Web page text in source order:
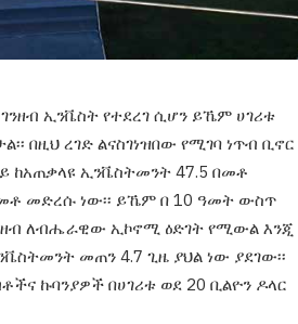
ኢንቬስት የተደረገ ሲሆን ይኼም ሀገሪቱ
በዚህ ረገድ ልናስገነዝበው የሚገባ ነጥብ ቢኖር
ከአጠቃላዩ ኢንቬስትመንት 47.5 በመቶ
መድረሱ ነው፡፡ ይኼም በ 10 ዓመት ውስጥ
ለብሔራዊው ኢኮኖሚ ዕድገት የሚውል እንጂ
መጠን 4.7 ጊዜ ያህል ነው ያደገው፡፡
ኩባንያዎች በሀገሪቱ ወደ 20 ቢልዮን ዶላር